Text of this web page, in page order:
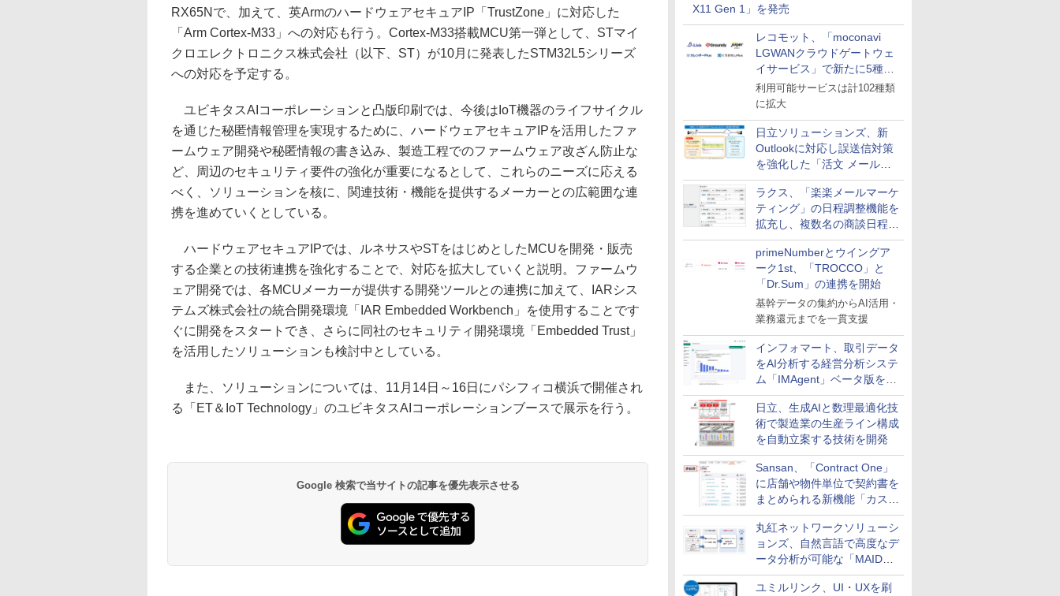
X11 Gen 1」を発売
レコモット、「moconavi
LGWANクラウドゲートウェ
イサービス」で新たに5種類
のサービスと連携開始
利用可能サービスは計102種類
に拡大
日立ソリューションズ、新
Outlookに対応し誤送信対策
を強化した「活文 メール誤
送信防止アドインサービス」
を提供
ラクス、「楽楽メールマーケ
ティング」の日程調整機能を
拡充し、複数名の商談日程調
整を効率化
primeNumberとウイングア
ーク1st、「TROCCO」と
「Dr.Sum」の連携を開始
基幹データの集約からAI活用・
業務還元までを一貫支援
インフォマート、取引データ
をAI分析する経営分析システ
ム「IMAgent」ベータ版を提
供
日立、生成AIと数理最適化技
術で製造業の生産ライン構成
を自動立案する技術を開発
Sansan、「Contract One」
に店舗や物件単位で契約書を
まとめられる新機能「カスタ
ム契約ツリー」を追加
丸紅ネットワークソリューシ
ョンズ、自然言語で高度なデ
ータ分析が可能な「MAIDOA
AI ASSIST」を9月より提供
ユミルリンク、UI・UXを刷
RX65Nで、加えて、英ArmのハードウェアセキュアIP「TrustZone」に対応した
「Arm Cortex-M33」への対応も行う。Cortex-M33搭載MCU第一弾として、STマイ
クロエレクトロニクス株式会社（以下、ST）が10月に発表したSTM32L5シリーズ
への対応を予定する。
ユビキタスAIコーポレーションと凸版印刷では、今後はIoT機器のライフサイクル
を通じた秘匿情報管理を実現するために、ハードウェアセキュアIPを活用したファ
ームウェア開発や秘匿情報の書き込み、製造工程でのファームウェア改ざん防止な
ど、周辺のセキュリティ要件の強化が重要になるとして、これらのニーズに応える
べく、ソリューションを核に、関連技術・機能を提供するメーカーとの広範囲な連
携を進めていくとしている。
ハードウェアセキュアIPでは、ルネサスやSTをはじめとしたMCUを開発・販売
する企業との技術連携を強化することで、対応を拡大していくと説明。ファームウ
ェア開発では、各MCUメーカーが提供する開発ツールとの連携に加えて、IARシス
テムズ株式会社の統合開発環境「IAR Embedded Workbench」を使用することです
ぐに開発をスタートでき、さらに同社のセキュリティ開発環境「Embedded Trust」
を活用したソリューションも検討中としている。
また、ソリューションについては、11月14日～16日にパシフィコ横浜で開催され
る「ET＆IoT Technology」のユビキタスAIコーポレーションブースで展示を行う。
Google 検索で当サイトの記事を優先表示させる